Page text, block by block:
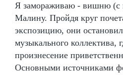
Я замораживаю - вишню (с
Малину. Пройдя круг
экспозицию, они
музыкального коллектива,
произнесение
Основными источниками